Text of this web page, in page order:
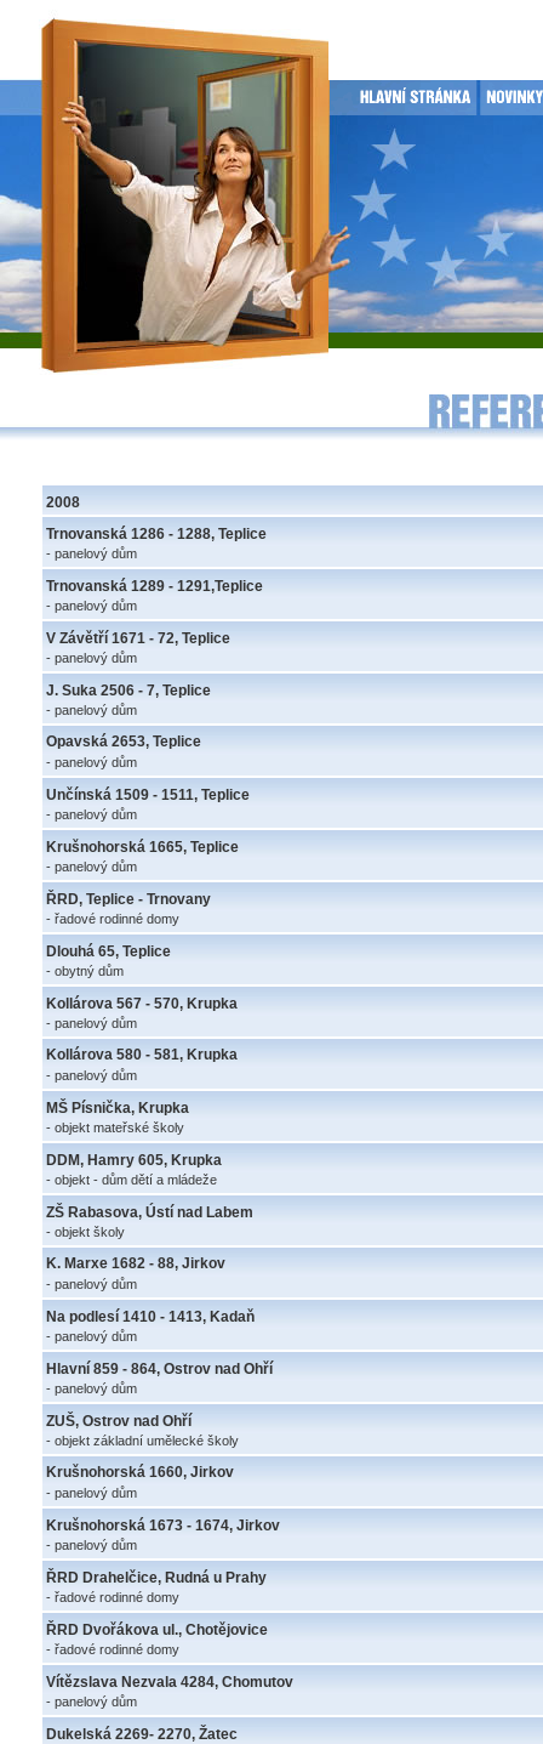
2008
Trnovanská 1286 - 1288, Teplice
- panelový dům
Trnovanská 1289 - 1291,Teplice
- panelový dům
V Závětří 1671 - 72, Teplice
- panelový dům
J. Suka 2506 - 7, Teplice
- panelový dům
Opavská 2653, Teplice
- panelový dům
Unčínská 1509 - 1511, Teplice
- panelový dům
Krušnohorská 1665, Teplice
- panelový dům
ŘRD, Teplice - Trnovany
- řadové rodinné domy
Dlouhá 65, Teplice
- obytný dům
Kollárova 567 - 570, Krupka
- panelový dům
Kollárova 580 - 581, Krupka
- panelový dům
MŠ Písnička, Krupka
- objekt mateřské školy
DDM, Hamry 605, Krupka
- objekt - dům dětí a mládeže
ZŠ Rabasova, Ústí nad Labem
- objekt školy
K. Marxe 1682 - 88, Jirkov
- panelový dům
Na podlesí 1410 - 1413, Kadaň
- panelový dům
Hlavní 859 - 864, Ostrov nad Ohří
- panelový dům
ZUŠ, Ostrov nad Ohří
- objekt základní umělecké školy
Krušnohorská 1660, Jirkov
- panelový dům
Krušnohorská 1673 - 1674, Jirkov
- panelový dům
ŘRD Drahelčice, Rudná u Prahy
- řadové rodinné domy
ŘRD Dvořákova ul., Chotějovice
- řadové rodinné domy
Vítězslava Nezvala 4284, Chomutov
- panelový dům
Dukelská 2269- 2270, Žatec